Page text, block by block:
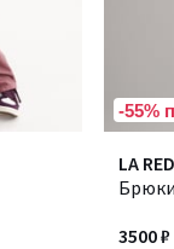
-55%
LA
3500 ₽